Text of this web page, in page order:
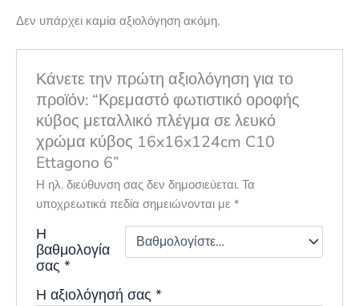
Δεν υπάρχει καμία αξιολόγηση ακόμη.
Κάνετε την πρώτη αξιολόγηση για το
προϊόν: “Κρεμαστό φωτιστικό οροφής
κύβος μεταλλικό πλέγμα σε λευκό
χρώμα κύβος 16x16x124cm C10
Ettagono 6”
Η ηλ. διεύθυνση σας δεν δημοσιεύεται. Τα
υποχρεωτικά πεδία σημειώνονται με*
Η
βαθμολογία
σας*
Η αξιολόγησή σας*